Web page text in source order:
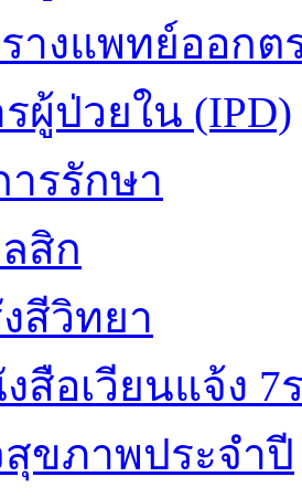
างแพทย์ออกต
ผู้ป่วยใน (IPD)
รรักษา
สิก
สีวิทยา
สือเวียนแจ้ง 7
ขภาพประจำปี